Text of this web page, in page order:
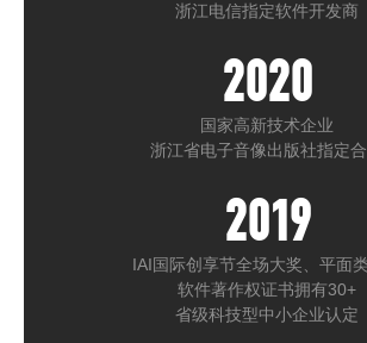
浙江电信指定软件开发商
2020
国家高新技术企业
浙江省电子音像出版社指定
2019
IAI国际创享节全场大奖、平面
软件著作权证书拥有30+
省级科技型中小企业认定